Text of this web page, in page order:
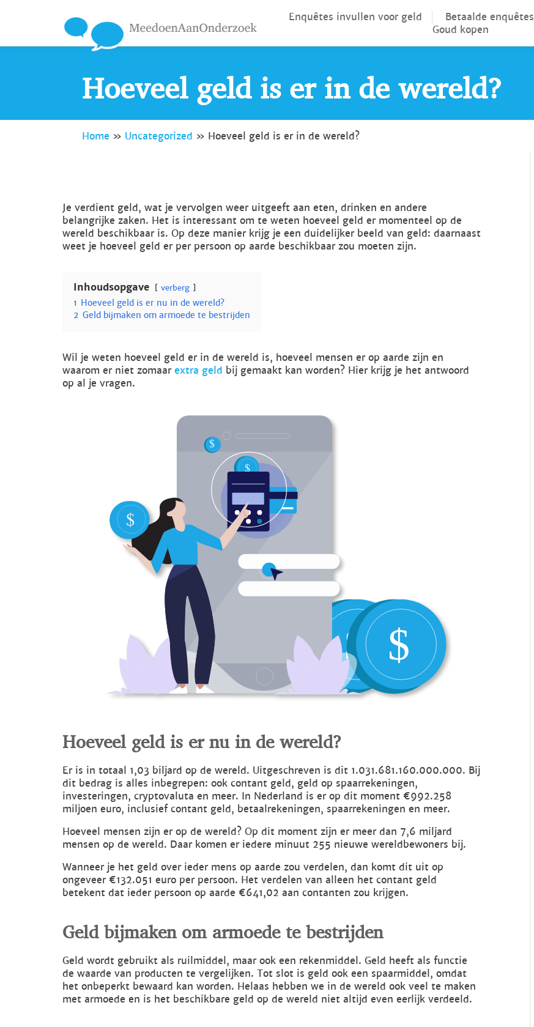
Enquêtes invullen voor geld Betaalde enquêtes
Goud kopen
Hoeveel geld is er in de wereld?
Home » Uncategorized » Hoeveel geld is er in de wereld?
Je verdient geld, wat je vervolgen weer uitgeeft aan eten, drinken en andere
belangrijke zaken. Het is interessant om te weten hoeveel geld er momenteel op de
wereld beschikbaar is. Op deze manier krijg je een duidelijker beeld van geld: daarnaast
weet je hoeveel geld er per persoon op aarde beschikbaar zou moeten zijn.
Inhoudsopgave verberg
1 Hoeveel geld is er nu in de wereld?
2 Geld bijmaken om armoede te bestrijden
Wil je weten hoeveel geld er in de wereld is, hoeveel mensen er op aarde zijn en
waarom er niet zomaarextra geld bij gemaakt kan worden? Hier krijg je het antwoord
op al je vragen.
Hoeveel geld is er nu in de wereld?
Er is in totaal 1,03 biljard op de wereld. Uitgeschreven is dit 1.031.681.160.000.000. Bij
dit bedrag is alles inbegrepen: ook contant geld, geld op spaarrekeningen,
investeringen, cryptovaluta en meer. In Nederland is er op dit moment €992.258
miljoen euro, inclusief contant geld, betaalrekeningen, spaarrekeningen en meer.
Hoeveel mensen zijn er op de wereld? Op dit moment zijn er meer dan 7,6 miljard
mensen op de wereld. Daar komen er iedere minuut 255 nieuwe wereldbewoners bij.
Wanneer je het geld over ieder mens op aarde zou verdelen, dan komt dit uit op
ongeveer €132.051 euro per persoon. Het verdelen van alleen het contant geld
betekent dat ieder persoon op aarde €641,02 aan contanten zou krijgen.
Geld bijmaken om armoede te bestrijden
Geld wordt gebruikt als ruilmiddel, maar ook een rekenmiddel. Geld heeft als functie
de waarde van producten te vergelijken. Tot slot is geld ook een spaarmiddel, omdat
het onbeperkt bewaard kan worden. Helaas hebben we in de wereld ook veel te maken
met armoede en is het beschikbare geld op de wereld niet altijd even eerlijk verdeeld.